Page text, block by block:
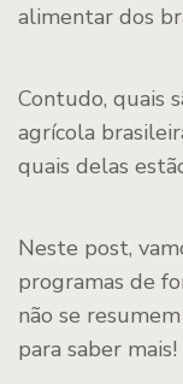
alimentar dos
Contudo, quais
agrícola
quais delas
Neste post,
programas de
não se
para saber mais!